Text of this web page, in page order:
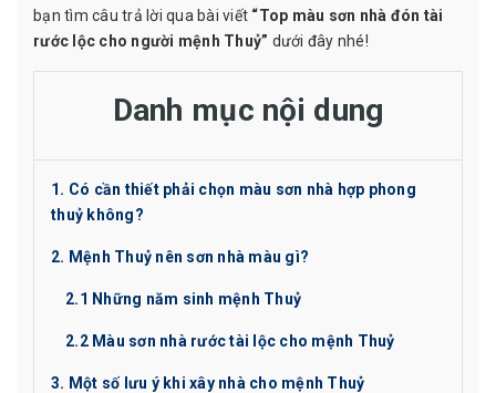
bạn tìm câu trả lời qua bài viết “Top màu sơn nhà đón tài
rước lộc cho người mệnh Thuỷ” dưới đây nhé!
Danh mục nội dung
1. Có cần thiết phải chọn màu sơn nhà hợp phong
thuỷ không?
2. Mệnh Thuỷ nên sơn nhà màu gì?
2.1 Những năm sinh mệnh Thuỷ
2.2 Màu sơn nhà rước tài lộc cho mệnh Thuỷ
3. Một số lưu ý khi xây nhà cho mệnh Thuỷ